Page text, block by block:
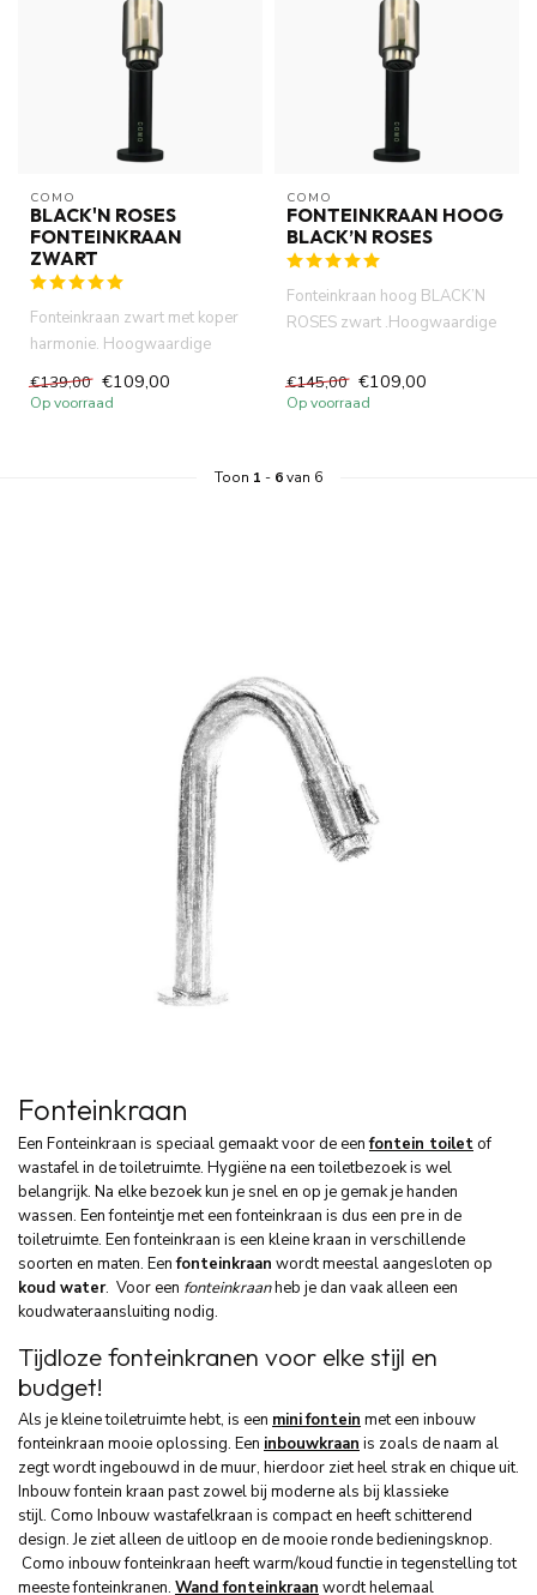
COMO
BLACK'N ROSES
FONTEINKRAAN
ZWART
Fonteinkraan zwart met koper
harmonie. Hoogwaardige
€139,00 €109,00
Op voorraad
COMO
FONTEINKRAAN HOOG
BLACK’N ROSES
Fonteinkraan hoog BLACK’N
ROSES zwart .Hoogwaardige
€145,00 €109,00
Op voorraad
Toon 1 - 6van 6
Fonteinkraan
Een Fonteinkraan is speciaal gemaakt voor de eenfontein toiletof
wastafel in de toiletruimte. Hygiëne na een toiletbezoek is wel
belangrijk. Na elke bezoek kun je snel en op je gemak je handen
wassen. Een fonteintje met een fonteinkraan is dus een pre in de
toiletruimte. Een fonteinkraan is een kleine kraan in verschillende
soorten en maten. Eenfonteinkraan wordt meestal aangesloten op
koud water. Voor een fonteinkraanheb je dan vaak alleen een
koudwateraansluiting nodig.
Tijdloze fonteinkranen voor elke stijl en
budget!
Als je kleine toiletruimte hebt, is een minifontein met een inbouw
fonteinkraan mooie oplossing. Een inbouwkraan is zoals de naam al
zegt wordt ingebouwd in de muur, hierdoor ziet heel strak en chique uit.
Inbouw fontein kraan past zowel bij moderne als bij klassieke
stijl. Como Inbouw wastafelkraan is compact en heeft schitterend
design. Je ziet alleen de uitloop en de mooie ronde bedieningsknop.
Como inbouw fonteinkraan heeft warm/koud functie in tegenstelling tot
meeste fonteinkranen. Wand fonteinkraan wordt helemaal